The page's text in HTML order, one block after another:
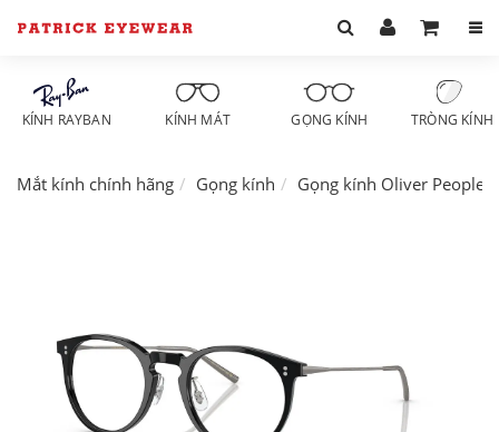
KÍNH RAYBAN KÍNH MÁT GỌNG KÍNH TRÒNG KÍNH
Mắt kính chính hãng Gọng kính Gọng kính Oliver Peoples